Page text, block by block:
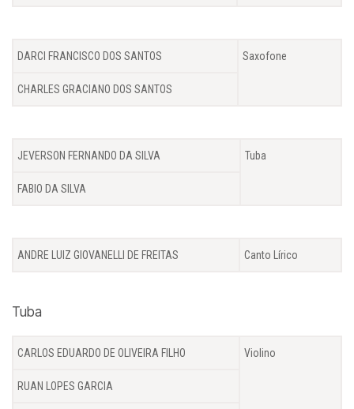
DARCI FRANCISCO DOS SANTOS Saxofone
CHARLES GRACIANO DOS SANTOS
JEVERSON FERNANDO DA SILVA Tuba
FABIO DA SILVA
ANDRE LUIZ GIOVANELLI DE FREITAS Canto Lírico
Tuba
CARLOS EDUARDO DE OLIVEIRA FILHO Violino
RUAN LOPES GARCIA